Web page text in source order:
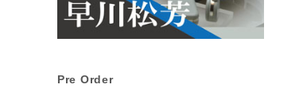
Pre Order